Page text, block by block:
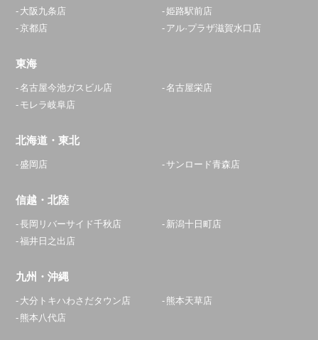
大阪九条店
姫路駅前店
京都店
アル·プラザ滋賀水口店
東海
名古屋今池ガスビル店
名古屋栄店
モレラ岐阜店
北海道・東北
盛岡店 サンロード青森店
信越・北陸
長岡リバーサイド千秋店
新潟十日町店
福井日之出店
九州・沖縄
大分トキハわさだタウン店
熊本天草店
熊本八代店